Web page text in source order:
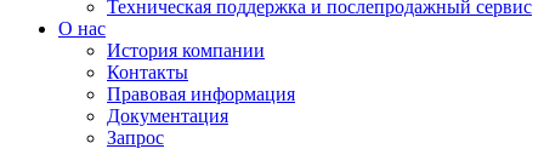
Техническая поддержка и послепродажный сервис
О нас
История компании
Контакты
Правовая информация
Документация
Запрос